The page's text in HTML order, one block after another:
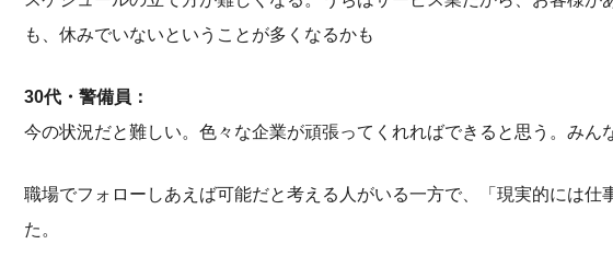
も、休みでいないということが多くなるかも
30代・警備員：
今の状況だと難しい。色々な企業が頑張ってくれればできると思う。みん
職場でフォローしあえば可能だと考える人がいる一方で、「現実的には
た。